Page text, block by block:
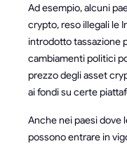
Ad esempio, alcuni
crypto, reso illegali le
introdotto tassazione
cambiamenti politici
prezzo degli asset
ai fondi su certe
Anche nei paesi dove
possono entrare in